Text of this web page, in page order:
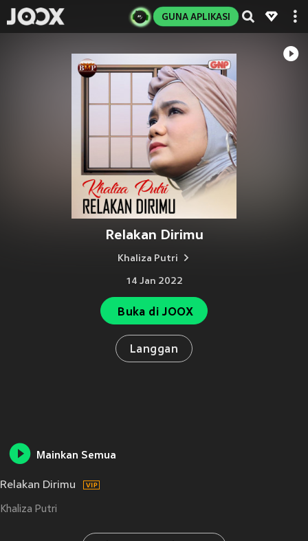
GUNA APLIKASI
Relakan Dirimu
Khaliza Putri
14 Jan 2022
Buka di JOOX
Langgan
Mainkan Semua
Relakan Dirimu
Khaliza Putri